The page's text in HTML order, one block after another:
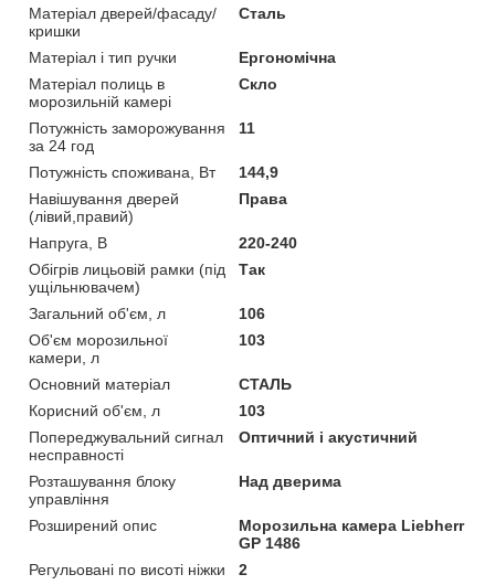
Матеріал дверей/фасаду/
кришки
Сталь
Матеріал і тип ручки
Ергономічна
Матеріал полиць в
морозильній камері
Скло
Потужність заморожування
за 24 год
11
Потужність споживана, Вт
144,9
Навішування дверей
(лівий,правий)
Права
Напруга, В
220-240
Обігрів лицьовій рамки (під
ущільнювачем)
Так
Загальний об'єм, л
106
Об'єм морозильної
камери, л
103
Основний матеріал
СТАЛЬ
Корисний об'єм, л
103
Попереджувальний сигнал
несправності
Оптичний і акустичний
Розташування блоку
управління
Над дверима
Розширений опис
Морозильна камера Liebherr
GP 1486
Регульовані по висоті ніжки
2